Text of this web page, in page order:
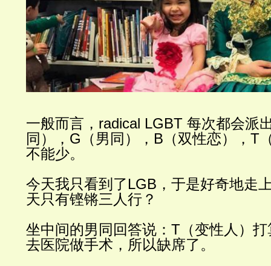
一般而言， radical LGBT 每次都会派
同）， G （男同）， B （双性恋）， T
不能少。
今天我只看到了LGB ，于是好奇地走
天只有铿锵三人行？
坐中间的男同回答说： T （变性人）
去医院做手术，所以缺席了。